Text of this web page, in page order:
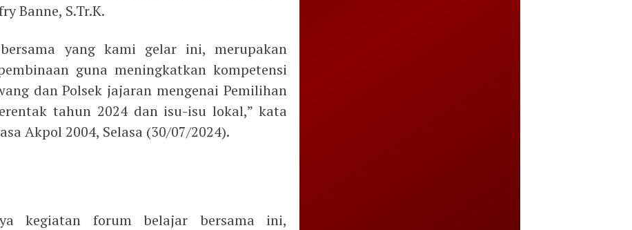
Banne, S.Tr.K.
yang kami gelar ini, merupakan
guna meningkatkan kompetensi
dan Polsek jajaran mengenai Pemilihan
tahun 2024 dan isu-isu lokal,” kata
Akpol 2004, Selasa (30/07/2024).
kegiatan forum belajar bersama ini,